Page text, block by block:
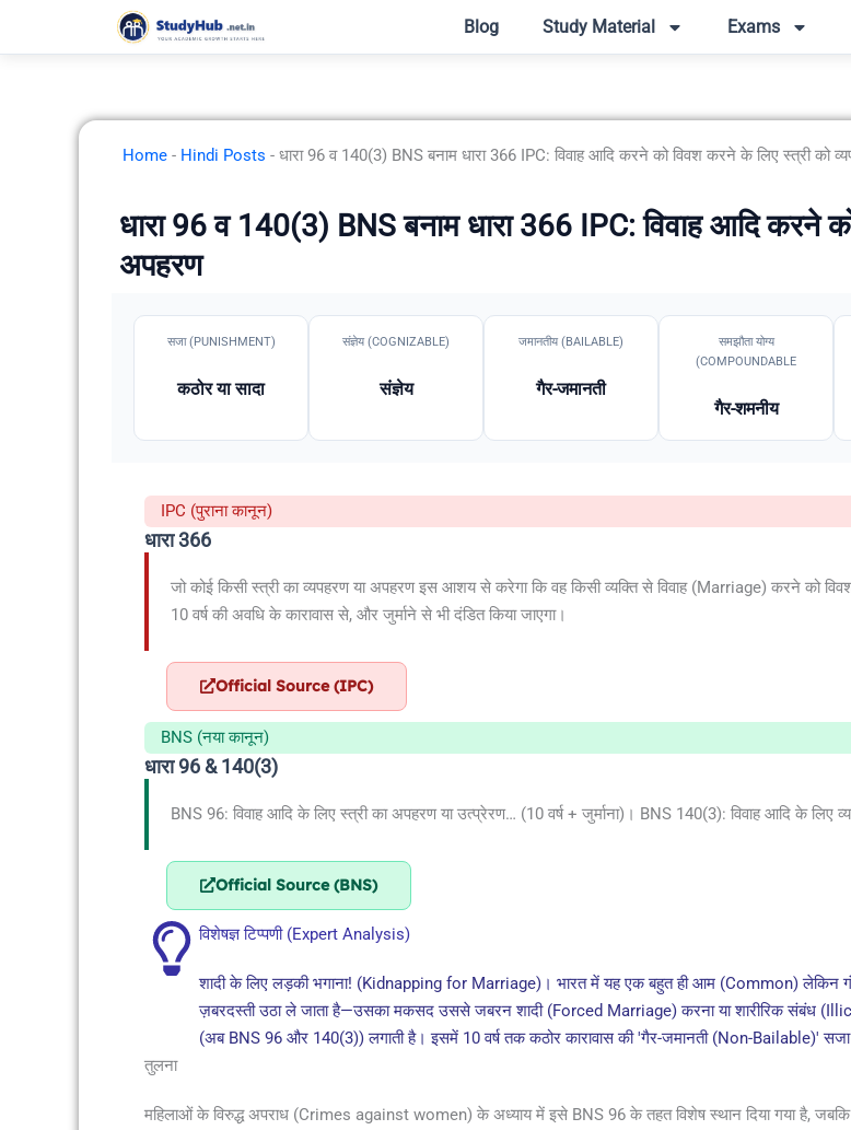
Blog Study Material Exams
Home - Hindi Posts - धारा 96 व 140(3) BNS बनाम धारा 366 IPC: विवाह आदि करने को विवश करने के लिए स्त्री को
धारा 96 व 140(3) BNS बनाम धारा 366 IPC: विवाह आदि करने
अपहरण
सजा (PUNISHMENT)
कठोर या सादा
संज्ञेय (COGNIZABLE)
संज्ञेय
जमानतीय (BAILABLE)
गैर-जमानती
समझौता योग्य
(COMPOUNDABLE
गैर-शमनीय
IPC (पुराना कानून)
धारा 366
जो कोई किसी स्त्री का व्यपहरण या अपहरण इस आशय से करेगा कि वह किसी व्यक्ति से विवाह (Marriage) करने को
10 वर्ष की अवधि के कारावास से, और जुर्माने से भी दंडित किया जाएगा।
Official Source (IPC)
BNS (नया कानून)
धारा 96 & 140(3)
BNS 96: विवाह आदि के लिए स्त्री का अपहरण या उत्प्रेरण… (10 वर्ष + जुर्माना)। BNS 140(3): विवाह आदि के लिए
Official Source (BNS)
विशेषज्ञ टिप्पणी (Expert Analysis)
शादी के लिए लड़की भगाना! (Kidnapping for Marriage)। भारत में यह एक बहुत ही आम (Common) लेकिन
ज़बरदस्ती उठा ले जाता है—उसका मकसद उससे जबरन शादी (Forced Marriage) करना या शारीरिक संबंध
(अब BNS 96 और 140(3)) लगाती है। इसमें 10 वर्ष तक कठोर कारावास की 'गैर-जमानती (Non-Bailable)' सजा
तुलना
महिलाओं के विरुद्ध अपराध (Crimes against women) के अध्याय में इसे BNS 96 के तहत विशेष स्थान दिया गया है,